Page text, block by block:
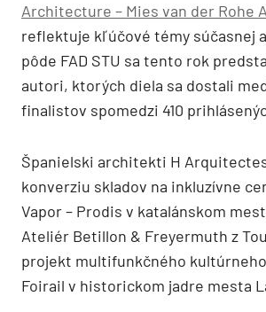
Architecture – Mies van der Rohe
reflektuje kľúčové témy súčasnej
pôde FAD STU sa tento rok
autori, ktorých diela sa dostali
finalistov spomedzi 410
Španielski architekti H
konverziu skladov na inkluzívne
Vapor – Prodis v katalánskom
Ateliér Betillon & Freyermuth z
projekt multifunkčného
Foirail v historickom jadre mesta